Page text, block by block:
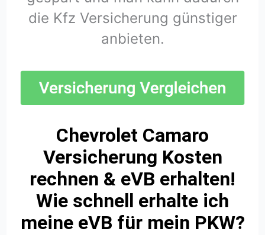
die Kfz Versicherung günstiger
anbieten.
Chevrolet Camaro
Versicherung Kosten
rechnen & eVB erhalten!
Wie schnell erhalte ich
meine eVB für mein PKW?